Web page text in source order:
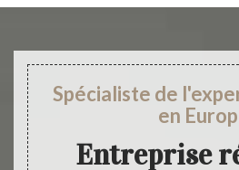
Spécialiste de
en
Entreprise